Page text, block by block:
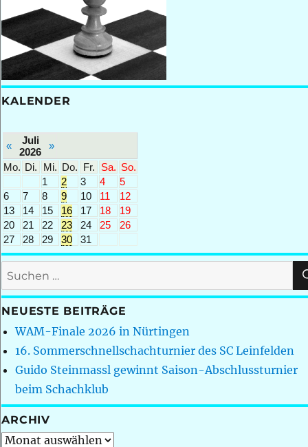
KALENDER
«
Juli
2026
»
Mo. Di. Mi. Do. Fr. Sa. So.
1
2 3 4
5
6
7 8 9 10 11
12
13
14 15 16 17 18
19
20
21 22 23 24 25
26
27
28 29 30 31
Suchen
nach:
NEUESTE BEITRÄGE
WAM-Finale 2026 in Nürtingen
16. Sommerschnellschachturnier des SC Leinfelden
Guido Steinmassl gewinnt Saison-Abschlussturnier
beim Schachklub
ARCHIV
Archiv